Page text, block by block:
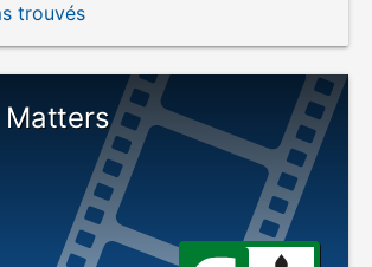
trouvés
Matters